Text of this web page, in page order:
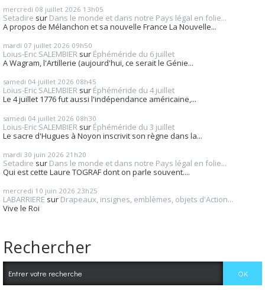
mercredi 08 juillet 2026 13h05
Setadire sur Dans le monde et dans notre Pays légal en folie...
A propos de Mélanchon et sa nouvelle France La Nouvelle...
mardi 07 juillet 2026 09h50
Loius-Eric SALEMBIER sur Éphéméride du 6 juillet
A Wagram, l'Artillerie (aujourd'hui, ce serait le Génie...
samedi 04 juillet 2026 08h45
Loius-Eric SALEMBIER sur Éphéméride du 4 juillet
Le 4 juillet 1776 fut aussi l'indépendance américaine,...
samedi 04 juillet 2026 08h30
Loius-Eric SALEMBIER sur Éphéméride du 3 juillet
Le sacre d'Hugues à Noyon inscrivit son règne dans la...
mardi 30 juin 2026 21h20
Setadire sur Dans le monde et dans notre Pays légal en folie...
Qui est cette Laure TOGRAF dont on parle souvent....
mercredi 10 juin 2026 23h25
LABARRIERE sur Drapeaux, insignes, emblèmes, objets d'Action...
Vive le Roi
Rechercher